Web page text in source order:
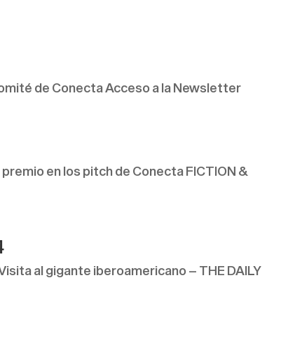
de Conecta Acceso a la Newsletter
en los pitch de Conecta FICTION &
al gigante iberoamericano – THE DAILY